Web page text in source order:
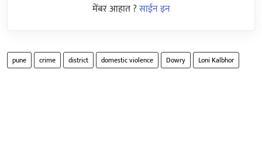
मेंबर आहात ?साईन इन
pune crime district domestic violence Dowry Loni Kalbhor